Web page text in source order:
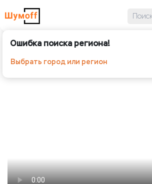
Ошибка поиска региона!
Выбрать город или регион